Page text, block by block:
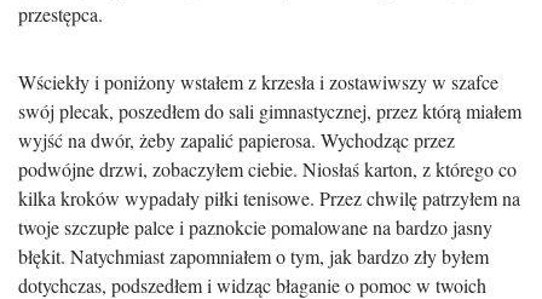
przestępca.
Wściekły i poniżony wstałem z krzesła i zostawiwszy w szafce
swój plecak, poszedłem do sali gimnastycznej, przez którą miałem
wyjść na dwór, żeby zapalić papierosa. Wychodząc przez
podwójne drzwi, zobaczyłem ciebie. Niosłaś karton, z którego co
kilka kroków wypadały piłki tenisowe. Przez chwilę patrzyłem na
twoje szczupłe palce i paznokcie pomalowane na bardzo jasny
błękit. Natychmiast zapomniałem o tym, jak bardzo zły byłem
dotychczas, podszedłem i widząc błaganie o pomoc w twoich